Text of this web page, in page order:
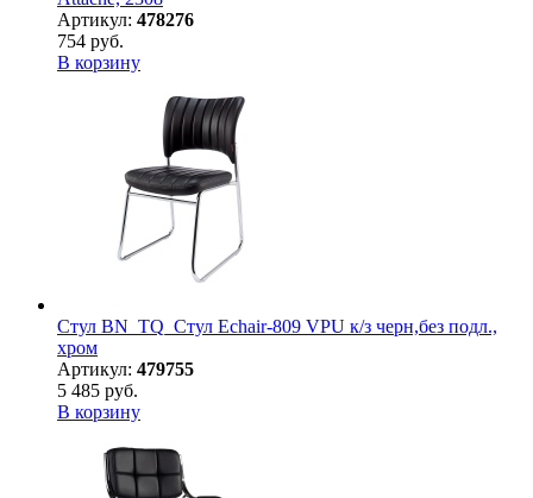
Артикул: 478276
754 руб.
В корзину
Стул BN_TQ_Стул Echair-809 VPU к/з черн,без подл.,
хром
Артикул: 479755
5 485 руб.
В корзину